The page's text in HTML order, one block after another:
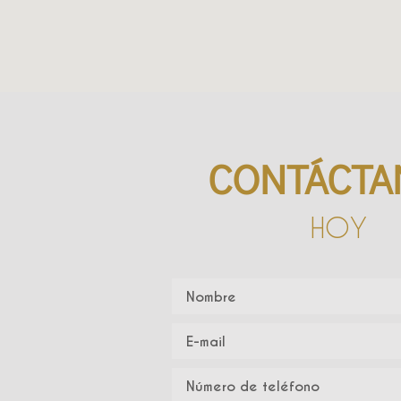
HOY